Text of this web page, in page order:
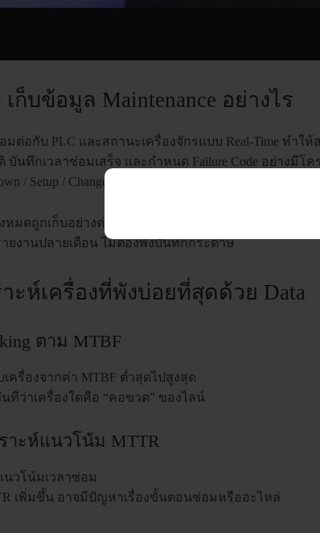
เก็บข้อมูล Maintenance อย่างไร
อมต่อกับ PLC และสถานะเครื่องจักรแบบ Real-Time ทำใ
บันทึกเวลาซ่อมเสร็จ และกำหนด Failure Code อย่างมีโค
/ Setup / Changeover)
มดถูกเก็บอย่างต่อเนื่อง ทำให้สามารถคำนวณ MTBF แล
ยงานปลายเดือน ไม่ต้องพึ่งบันทึกกระดาษ
าะห์เครื่องที่พังบ่อยที่สุดด้วย Data
ตาม MTBF
ครื่องจากค่า MTBF ต่ำสุดไปสูงสุด
ทีว่าเครื่องใดคือ “คอขวด” ของไลน์
าะห์แนวโน้ม MTTR
นวโน้มเวลาซ่อม
เพิ่มขึ้น อาจมีปัญหาเรื่องขั้นตอนซ่อมหรืออะไหล่